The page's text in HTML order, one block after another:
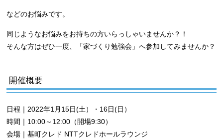
などのお悩みです。
同じようなお悩みをお持ちの方いらっしゃいませんか？！
そんな方はぜひ一度、「家づくり勉強会」へ参加してみませんか？
開催概要
日程｜2022年1月15日(土）・16日(日）
時間｜10:00～12:00（開場9:30）
会場｜基町クレド NTTクレドホールラウンジ